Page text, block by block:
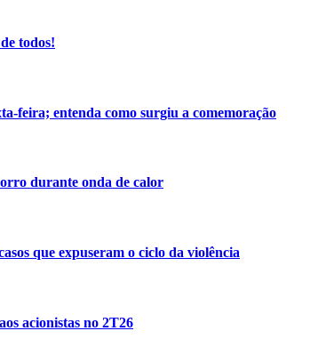
todos!
feira; entenda como surgiu a comemoração
durante onda de calor
que expuseram o ciclo da violência
acionistas no 2T26